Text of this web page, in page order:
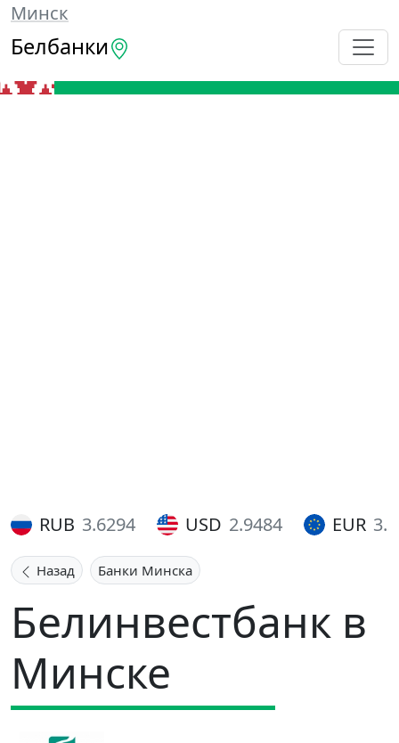
Минск
Белбанки
RUB 3.6294 USD 2.9484 EUR
Назад Банки Минска
Белинвестбанк в
Минске